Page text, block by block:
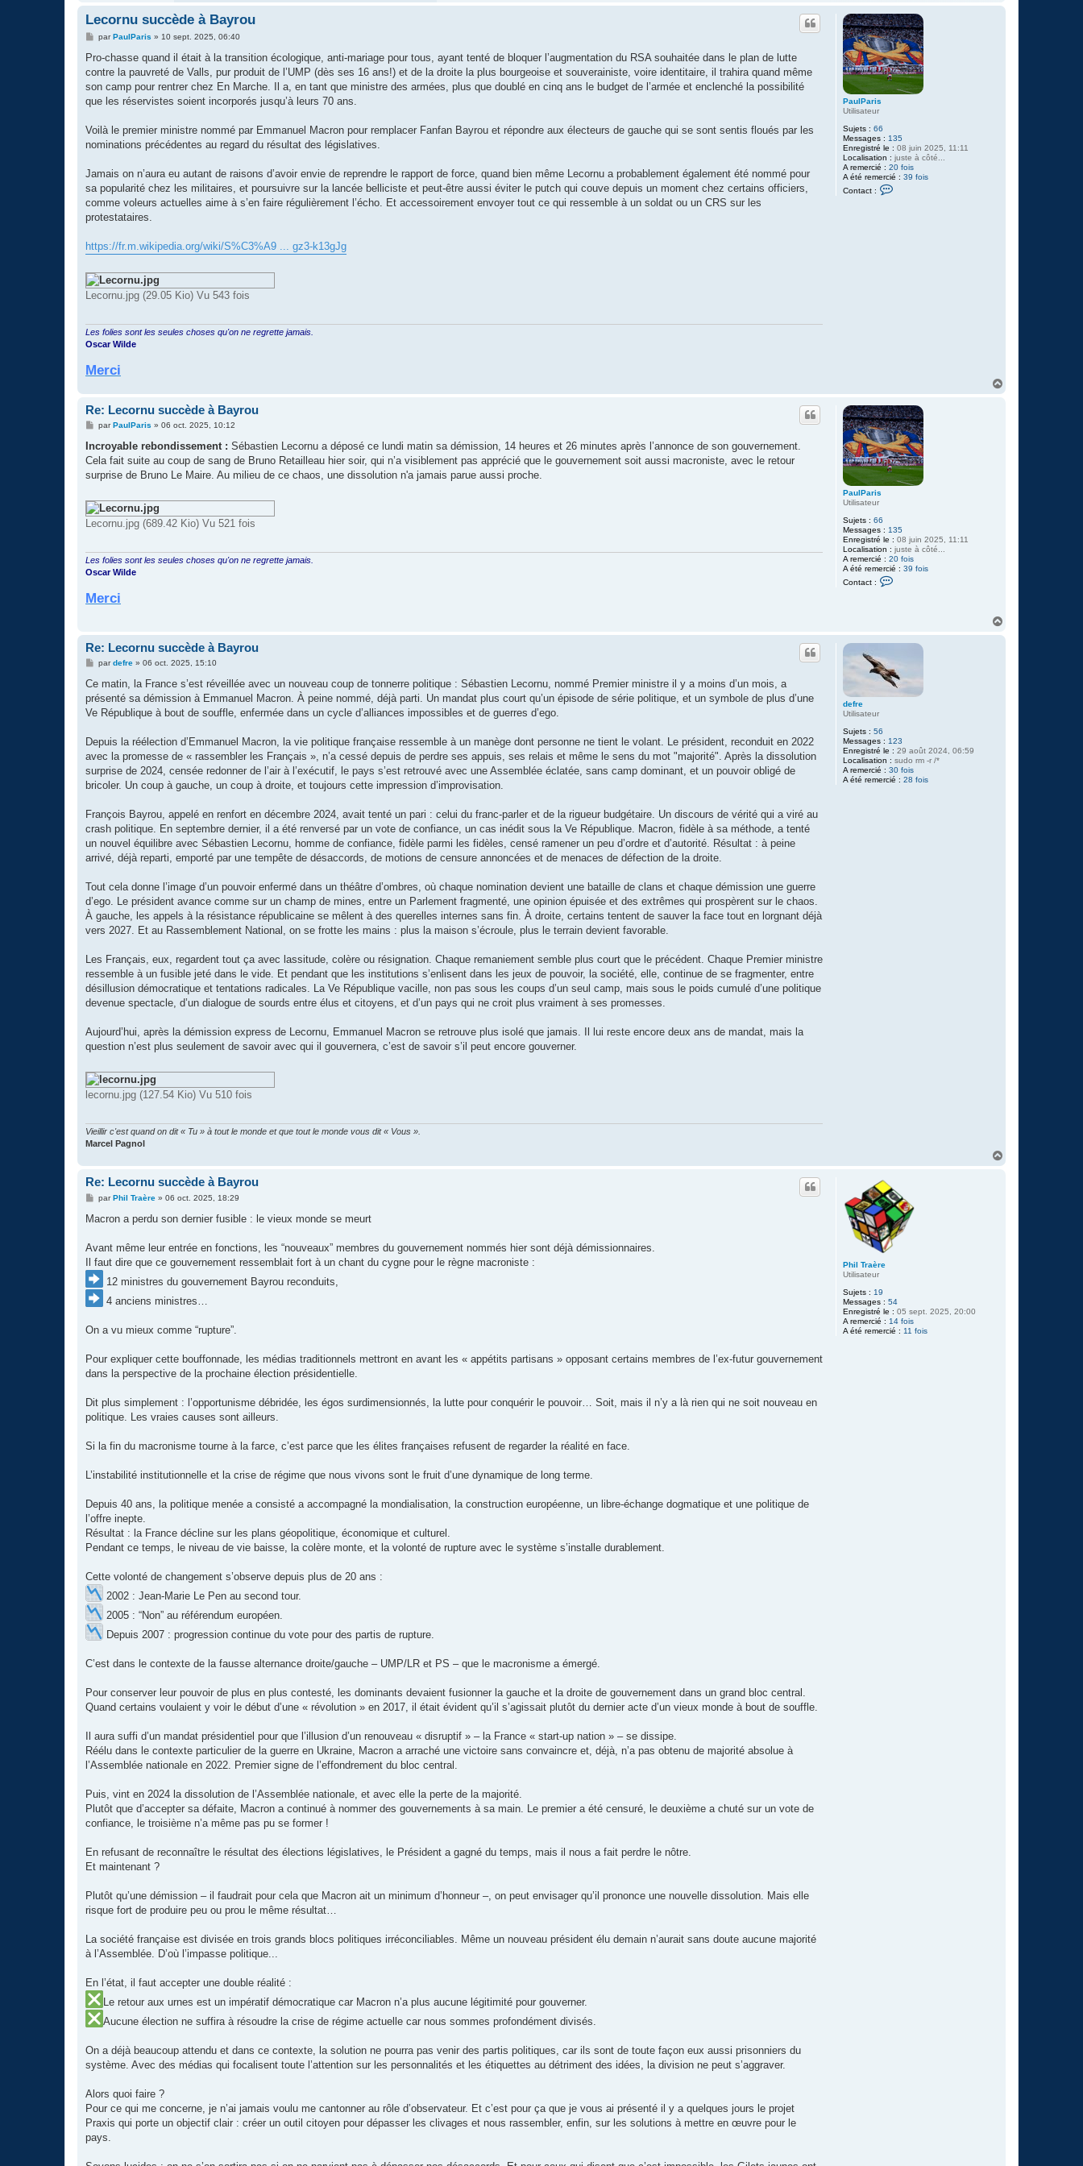
PaulParis
Utilisateur
Sujets : 66
Messages : 135
Enregistré le : 08 juin 2025, 11:11
Localisation : juste à côté...
A remercié : 20 fois
A été remercié : 39 fois
Contact :
Lecornu succède à Bayrou
M
s
a
g
parPaulParis » 10 sept. 2025, 06:40
Pro-chasse quand il était à la transition écologique, anti-mariage pour tous, ayant tenté de bloquer l’augmentation du RSA souhaitée dans le plan de lutte
contre la pauvreté de Valls, pur produit de l’UMP (dès ses 16 ans!) et de la droite la plus bourgeoise et souverainiste, voire identitaire, il trahira quand même
son camp pour rentrer chez En Marche. Il a, en tant que ministre des armées, plus que doublé en cinq ans le budget de l’armée et enclenché la possibilité
que les réservistes soient incorporés jusqu’à leurs 70 ans.
Voilà le premier ministre nommé par Emmanuel Macron pour remplacer Fanfan Bayrou et répondre aux électeurs de gauche qui se sont sentis floués par les
nominations précédentes au regard du résultat des législatives.
Jamais on n’aura eu autant de raisons d’avoir envie de reprendre le rapport de force, quand bien même Lecornu a probablement également été nommé pour
sa popularité chez les militaires, et poursuivre sur la lancée belliciste et peut-être aussi éviter le putch qui couve depuis un moment chez certains officiers,
comme voleurs actuelles aime à s’en faire régulièrement l’écho. Et accessoirement envoyer tout ce qui ressemble à un soldat ou un CRS sur les
protestataires.
https://fr.m.wikipedia.org/wiki/S%C3%A9 ... gz3-k13gJg
Lecornu.jpg (29.05 Kio) Vu 543 fois
Les folies sont les seules choses qu'on ne regrette jamais.
Oscar Wilde
Merci
PaulParis
Utilisateur
Sujets : 66
Messages : 135
Enregistré le : 08 juin 2025, 11:11
Localisation : juste à côté...
A remercié : 20 fois
A été remercié : 39 fois
Contact :
t
e
a
u
s
Re: Lecornu succède à Bayrou
M
s
a
g
par PaulParis » 06 oct. 2025, 10:12
Incroyable rebondissement : Sébastien Lecornu a déposé ce lundi matin sa démission, 14 heures et 26 minutes après l’annonce de son gouvernement.
Cela fait suite au coup de sang de Bruno Retailleau hier soir, qui n’a visiblement pas apprécié que le gouvernement soit aussi macroniste, avec le retour
surprise de Bruno Le Maire. Au milieu de ce chaos, une dissolution n'a jamais parue aussi proche.
Lecornu.jpg (689.42 Kio) Vu 521 fois
Les folies sont les seules choses qu'on ne regrette jamais.
Oscar Wilde
Merci
defre
Utilisateur
Sujets : 56
Messages : 123
Enregistré le : 29 août 2024, 06:59
Localisation : sudo rm -r /*
A remercié : 30 fois
A été remercié : 28 fois
Re: Lecornu succède à Bayrou
M
s
a
g
pardefre» 06 oct. 2025, 15:10
Ce matin, la France s’est réveillée avec un nouveau coup de tonnerre politique : Sébastien Lecornu, nommé Premier ministre il y a moins d’un mois, a
présenté sa démission à Emmanuel Macron. À peine nommé, déjà parti. Un mandat plus court qu’un épisode de série politique, et un symbole de plus d’une
Ve République à bout de souffle, enfermée dans un cycle d’alliances impossibles et de guerres d’ego.
Depuis la réélection d’Emmanuel Macron, la vie politique française ressemble à un manège dont personne ne tient le volant. Le président, reconduit en 2022
avec la promesse de « rassembler les Français », n’a cessé depuis de perdre ses appuis, ses relais et même le sens du mot "majorité". Après la dissolution
surprise de 2024, censée redonner de l’air à l’exécutif, le pays s’est retrouvé avec une Assemblée éclatée, sans camp dominant, et un pouvoir obligé de
bricoler. Un coup à gauche, un coup à droite, et toujours cette impression d’improvisation.
François Bayrou, appelé en renfort en décembre 2024, avait tenté un pari : celui du franc-parler et de la rigueur budgétaire. Un discours de vérité qui a viré au
crash politique. En septembre dernier, il a été renversé par un vote de confiance, un cas inédit sous la Ve République. Macron, fidèle à sa méthode, a tenté
un nouvel équilibre avec Sébastien Lecornu, homme de confiance, fidèle parmi les fidèles, censé ramener un peu d’ordre et d’autorité. Résultat : à peine
arrivé, déjà reparti, emporté par une tempête de désaccords, de motions de censure annoncées et de menaces de défection de la droite.
Tout cela donne l’image d’un pouvoir enfermé dans un théâtre d’ombres, où chaque nomination devient une bataille de clans et chaque démission une guerre
d’ego. Le président avance comme sur un champ de mines, entre un Parlement fragmenté, une opinion épuisée et des extrêmes qui prospèrent sur le chaos.
À gauche, les appels à la résistance républicaine se mêlent à des querelles internes sans fin. À droite, certains tentent de sauver la face tout en lorgnant déjà
vers 2027. Et au Rassemblement National, on se frotte les mains : plus la maison s’écroule, plus le terrain devient favorable.
Les Français, eux, regardent tout ça avec lassitude, colère ou résignation. Chaque remaniement semble plus court que le précédent. Chaque Premier ministre
ressemble à un fusible jeté dans le vide. Et pendant que les institutions s’enlisent dans les jeux de pouvoir, la société, elle, continue de se fragmenter, entre
désillusion démocratique et tentations radicales. La Ve République vacille, non pas sous les coups d’un seul camp, mais sous le poids cumulé d’une politique
devenue spectacle, d’un dialogue de sourds entre élus et citoyens, et d’un pays qui ne croit plus vraiment à ses promesses.
Aujourd’hui, après la démission express de Lecornu, Emmanuel Macron se retrouve plus isolé que jamais. Il lui reste encore deux ans de mandat, mais la
question n’est plus seulement de savoir avec qui il gouvernera, c’est de savoir s’il peut encore gouverner.
lecornu.jpg (127.54 Kio) Vu 510 fois
Vieillir c'est quand on dit « Tu » à tout le monde et que tout le monde vous dit « Vous ».
Marcel Pagnol
Phil Traère
Utilisateur
Sujets : 19
Messages : 54
Enregistré le : 05 sept. 2025, 20:00
A remercié : 14 fois
A été remercié : 11 fois
Re: Lecornu succède à Bayrou
M
s
g
parPhil Traère» 06 oct. 2025, 18:29
Macron a perdu son dernier fusible : le vieux monde se meurt
Avant même leur entrée en fonctions, les “nouveaux” membres du gouvernement nommés hier sont déjà démissionnaires.
Il faut dire que ce gouvernement ressemblait fort à un chant du cygne pour le règne macroniste :
12 ministres du gouvernement Bayrou reconduits,
4 anciens ministres…
On a vu mieux comme “rupture”.
Pour expliquer cette bouffonnade, les médias traditionnels mettront en avant les « appétits partisans » opposant certains membres de l’ex-futur gouvernement
dans la perspective de la prochaine élection présidentielle.
Dit plus simplement : l’opportunisme débridée, les égos surdimensionnés, la lutte pour conquérir le pouvoir… Soit, mais il n’y a là rien qui ne soit nouveau en
politique. Les vraies causes sont ailleurs.
Si la fin du macronisme tourne à la farce, c’est parce que les élites françaises refusent de regarder la réalité en face.
L’instabilité institutionnelle et la crise de régime que nous vivons sont le fruit d’une dynamique de long terme.
Depuis 40 ans, la politique menée a consisté a accompagné la mondialisation, la construction européenne, un libre-échange dogmatique et une politique de
l’offre inepte.
Résultat : la France décline sur les plans géopolitique, économique et culturel.
Pendant ce temps, le niveau de vie baisse, la colère monte, et la volonté de rupture avec le système s’installe durablement.
Cette volonté de changement s’observe depuis plus de 20 ans :
2002 : Jean-Marie Le Pen au second tour.
2005 : “Non” au référendum européen.
Depuis 2007 : progression continue du vote pour des partis de rupture.
C’est dans le contexte de la fausse alternance droite/gauche – UMP/LR et PS – que le macronisme a émergé.
Pour conserver leur pouvoir de plus en plus contesté, les dominants devaient fusionner la gauche et la droite de gouvernement dans un grand bloc central.
Quand certains voulaient y voir le début d’une « révolution » en 2017, il était évident qu’il s’agissait plutôt du dernier acte d’un vieux monde à bout de souffle.
Il aura suffi d’un mandat présidentiel pour que l’illusion d’un renouveau « disruptif » – la France « start-up nation » – se dissipe.
Réélu dans le contexte particulier de la guerre en Ukraine, Macron a arraché une victoire sans convaincre et, déjà, n’a pas obtenu de majorité absolue à
l’Assemblée nationale en 2022. Premier signe de l’effondrement du bloc central.
Puis, vint en 2024 la dissolution de l’Assemblée nationale, et avec elle la perte de la majorité.
Plutôt que d’accepter sa défaite, Macron a continué à nommer des gouvernements à sa main. Le premier a été censuré, le deuxième a chuté sur un vote de
confiance, le troisième n’a même pas pu se former !
En refusant de reconnaître le résultat des élections législatives, le Président a gagné du temps, mais il nous a fait perdre le nôtre.
Et maintenant ?
Plutôt qu’une démission – il faudrait pour cela que Macron ait un minimum d’honneur –, on peut envisager qu’il prononce une nouvelle dissolution. Mais elle
risque fort de produire peu ou prou le même résultat…
La société française est divisée en trois grands blocs politiques irréconciliables. Même un nouveau président élu demain n’aurait sans doute aucune majorité
à l’Assemblée. D’où l’impasse politique...
En l’état, il faut accepter une double réalité :
Le retour aux urnes est un impératif démocratique car Macron n’a plus aucune légitimité pour gouverner.
Aucune élection ne suffira à résoudre la crise de régime actuelle car nous sommes profondément divisés.
On a déjà beaucoup attendu et dans ce contexte, la solution ne pourra pas venir des partis politiques, car ils sont de toute façon eux aussi prisonniers du
système. Avec des médias qui focalisent toute l’attention sur les personnalités et les étiquettes au détriment des idées, la division ne peut s’aggraver.
Alors quoi faire ?
Pour ce qui me concerne, je n’ai jamais voulu me cantonner au rôle d’observateur. Et c’est pour ça que je vous ai présenté il y a quelques jours le projet
Praxis qui porte un objectif clair : créer un outil citoyen pour dépasser les clivages et nous rassembler, enfin, sur les solutions à mettre en œuvre pour le
pays.